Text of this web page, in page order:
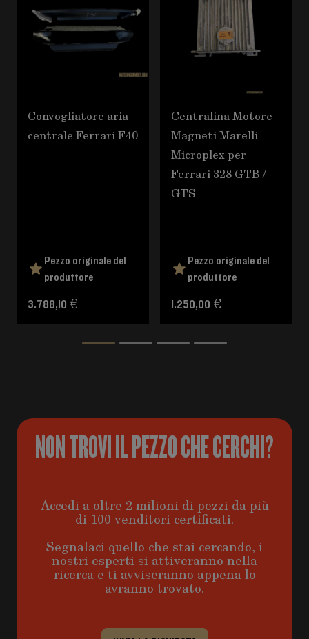
Convogliatore aria
centrale Ferrari F40
Pezzo originale del
produttore
3.788,10 €
Centralina Motore
Magneti Marelli
Microplex per
Ferrari 328 GTB /
GTS
Pezzo originale del
produttore
1.250,00 €
NON TROVI IL PEZZO CHE CERCHI?
Accedi a oltre 2 milioni di pezzi da più
di 100 venditori certificati.
Segnalaci quello che stai cercando, i
nostri esperti si attiveranno nella
ricerca e ti avviseranno appena lo
avranno trovato.